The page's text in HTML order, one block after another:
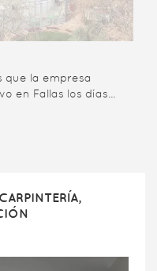
que la empresa
en Fallas los días...